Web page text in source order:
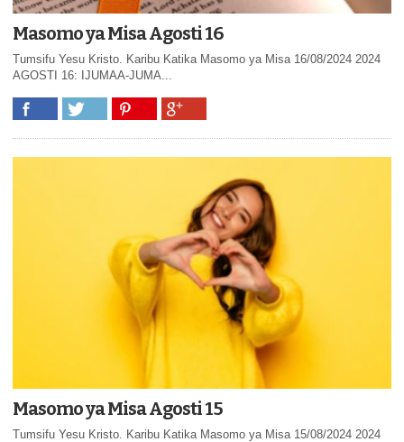
Masomo ya Misa Agosti 16
Tumsifu Yesu Kristo. Karibu Katika Masomo ya Misa 16/08/2024 2024
AGOSTI 16: IJUMAA-JUMA...
Masomo ya Misa Agosti 15
Tumsifu Yesu Kristo. Karibu Katika Masomo ya Misa 15/08/2024 2024